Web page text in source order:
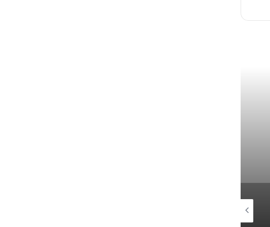
منذ 5 أيام